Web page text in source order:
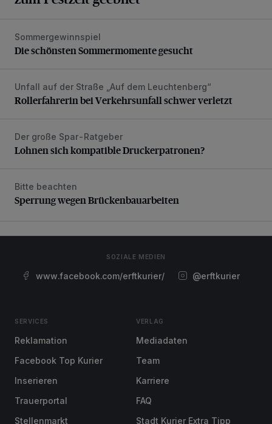
Die schönsten Sommermomente gesucht
Sommergewinnspiel
Die schönsten Sommermomente gesucht
Rollerfahrerin bei Verkehrsunfall schwer verletzt
Unfall auf der Straße „Auf dem Leuchtenberg“
Rollerfahrerin bei Verkehrsunfall schwer verletzt
Lohnen sich kompatible Druckerpatronen?
Der große Spar-Ratgeber
Lohnen sich kompatible Druckerpatronen?
Sperrung wegen Brückenbauarbeiten
Bitte beachten
Sperrung wegen Brückenbauarbeiten
SOZIALE MEDIEN
www.facebook.com/erftkurier/ @erftkurier
SERVICES
Reklamation
Facebook Top Kurier
Inserieren
Trauerportal
Stellenmarkt
VERLAG
Mediadaten
Team
Karriere
FAQ
Stadt Kurier Extra Tipp